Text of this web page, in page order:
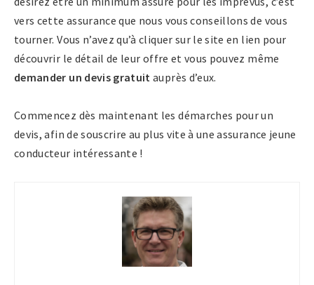
vers cette assurance que nous vous conseillons de vous
tourner. Vous n’avez qu’à cliquer sur le site en lien pour
découvrir le détail de leur offre et vous pouvez même
demander un devis gratuitauprès d’eux.
Commencez dès maintenant les démarches pour un
devis, afin de souscrire au plus vite à une assurance jeune
conducteur intéressante !